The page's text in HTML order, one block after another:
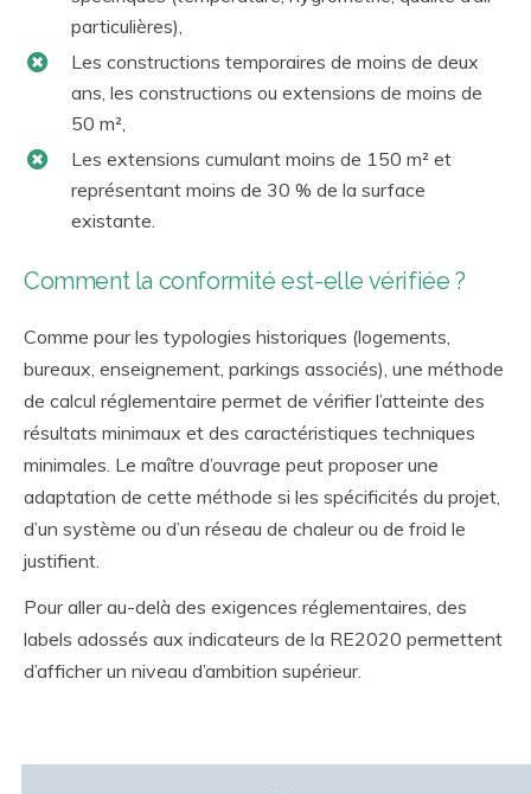
particulières),
Les constructions temporaires de moins de deux
ans, les constructions ou extensions de moins de
50 m²,
Les extensions cumulant moins de 150 m² et
représentant moins de 30 % de la surface
existante.
Comment la conformité est-elle vérifiée ?
Comme pour les typologies historiques (logements,
bureaux, enseignement, parkings associés), une méthode
de calcul réglementaire permet de vérifier l’atteinte des
résultats minimaux et des caractéristiques techniques
minimales. Le maître d’ouvrage peut proposer une
adaptation de cette méthode si les spécificités du projet,
d’un système ou d’un réseau de chaleur ou de froid le
justifient.
Pour aller au-delà des exigences réglementaires, des
labels adossés aux indicateurs de la RE2020 permettent
d’afficher un niveau d’ambition supérieur.